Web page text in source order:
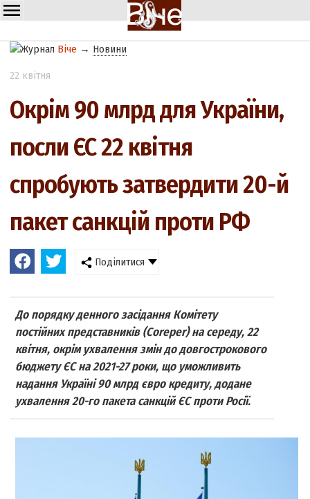
Віче → Новини
22 квітня
Окрім 90 млрд для України,
посли ЄС 22 квітня
спробують затвердити 20-й
пакет санкцій проти РФ
Поділитися
До порядку денного засідання Комітету
постійних представників (Coreper) на середу, 22
квітня, окрім ухвалення змін до довгострокового
бюджету ЄС на 2021-27 роки, що уможливить
надання Україні 90 млрд євро кредиту, додане
ухвалення 20-го пакета санкцій ЄС проти Росії.